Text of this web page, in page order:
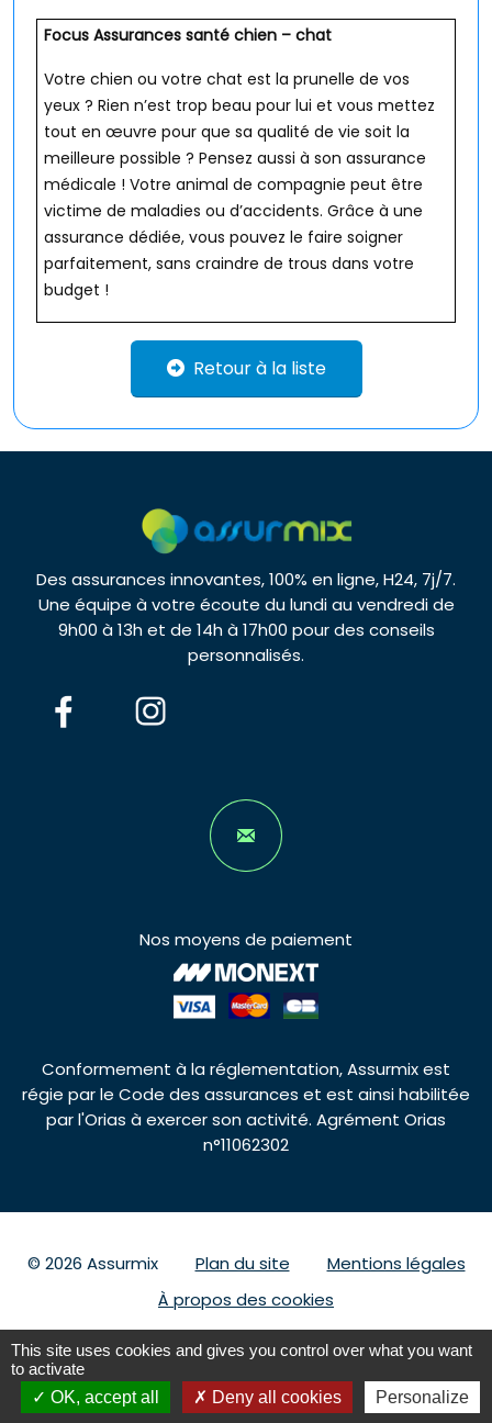
Focus Assurances santé chien – chat
Votre chien ou votre chat est la prunelle de vos
yeux ? Rien n’est trop beau pour lui et vous mettez
tout en œuvre pour que sa qualité de vie soit la
meilleure possible ? Pensez aussi à son assurance
médicale ! Votre animal de compagnie peut être
victime de maladies ou d’accidents. Grâce à une
assurance dédiée, vous pouvez le faire soigner
parfaitement, sans craindre de trous dans votre
budget !
Retour à la liste
Nous contacter 09 69 39 32 75
Des assurances innovantes, 100% en ligne, H24, 7j/7.
Une équipe à votre écoute du lundi au vendredi de
9h00 à 13h et de 14h à 17h00 pour des conseils
personnalisés.
Nos moyens de paiement
Conformement à la réglementation, Assurmix est
régie par le Code des assurances et est ainsi habilitée
par l'Orias à exercer son activité. Agrément Orias
n°11062302
© 2026 Assurmix Plan du site
Mentions légales
À propos des cookies
This site uses cookies and gives you control over what you want
to activate
OK, accept all
Deny all cookies Personalize